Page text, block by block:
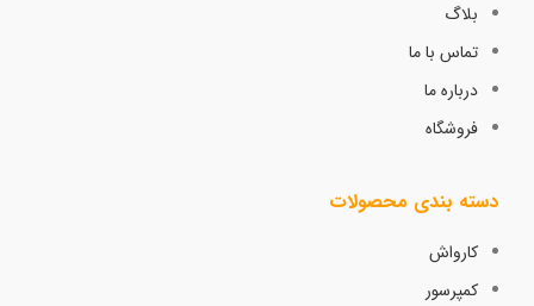
بلاگ
تماس با ما
درباره ما
فروشگاه
دسته بندی محصولات
کارواش
کمپرسور